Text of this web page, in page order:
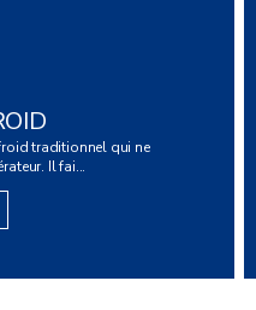
traditionnel qui ne
Il fai...